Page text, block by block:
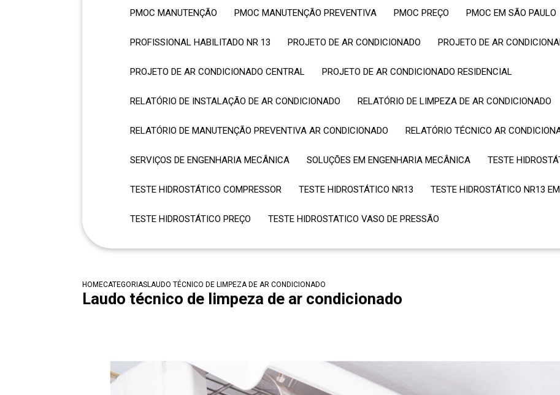
PMOC MANUTENÇÃO PMOC MANUTENÇÃO PREVENTIVA PMOC PREÇO PMOC EM SÃO PAULO
PROFISSIONAL HABILITADO NR 13 PROJETO DE AR CONDICIONADO PROJETO DE AR
PROJETO DE AR CONDICIONADO CENTRAL PROJETO DE AR CONDICIONADO RESIDENCIAL
RELATÓRIO DE INSTALAÇÃO DE AR CONDICIONADO RELATÓRIO DE LIMPEZA DE AR CONDICIONADO
RELATÓRIO DE MANUTENÇÃO PREVENTIVA AR CONDICIONADO RELATÓRIO TÉCNICO AR
SERVIÇOS DE ENGENHARIA MECÂNICA SOLUÇÕES EM ENGENHARIA MECÂNICA TESTE
TESTE HIDROSTÁTICO COMPRESSOR TESTE HIDROSTÁTICO NR13 TESTE HIDROSTÁTICO NR13
TESTE HIDROSTÁTICO PREÇO TESTE HIDROSTATICO VASO DE PRESSÃO
HOMECATEGORIASLAUDO TÉCNICO DE LIMPEZA DE AR CONDICIONADO
Laudo técnico de limpeza de ar condicionado